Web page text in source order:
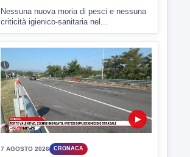
▶
7 AGOSTO 2026 ATTUALITÀ
Miasmi e Calore, l'ASL parla
attraverso il Comune
Nessuna nuova moria di pesci e nessuna
criticità igienico-sanitaria nel...